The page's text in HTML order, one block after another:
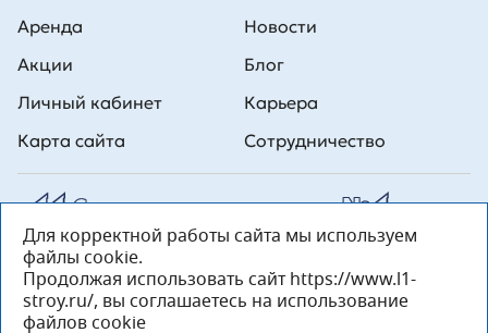
Аренда
Акции
Личный кабинет
Карта сайта
Новости
Блог
Карьера
Сотрудничество
Все права на публикуемые на сайте материалы принадлежат
ООО Л1 Строительная комания №1. Любая информация,
представленная на данном сайте, носит исключительно
информационный характер и ни при каких условиях не является
публичной офертой, определяемой положениями статьи 437 ГК РФ.
Для корректной работы сайта мы используем
файлы cookie.
Продолжая использовать сайт https://www.l1-
stroy.ru/, вы соглашаетесь на использование
файлов cookie